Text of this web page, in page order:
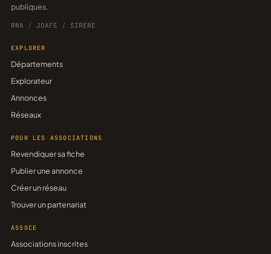
publiques.
RNA / JOAFE / SIRENE
EXPLORER
Départements
Explorateur
Annonces
Réseaux
POUR LES ASSOCIATIONS
Revendiquer sa fiche
Publier une annonce
Créer un réseau
Trouver un partenariat
ASSOCE
Associations inscrites